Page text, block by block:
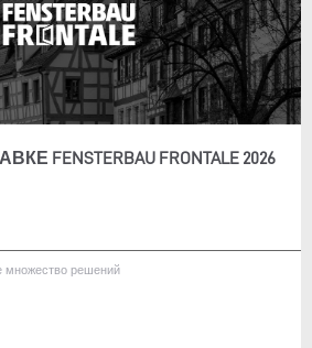
FENSTERBAU FRONTALE 2026
множество решений